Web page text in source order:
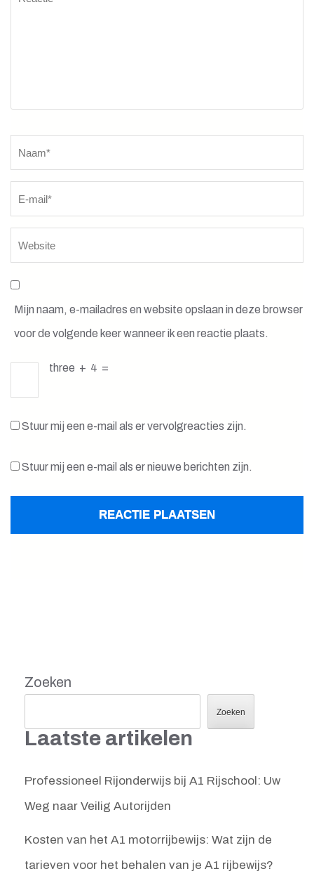
Mijn naam, e-mailadres en website opslaan in deze browser
voor de volgende keer wanneer ik een reactie plaats.
three + 4 =
Stuur mij een e-mail als er vervolgreacties zijn.
Stuur mij een e-mail als er nieuwe berichten zijn.
Zoeken
Zoeken
Laatste artikelen
Professioneel Rijonderwijs bij A1 Rijschool: Uw
Weg naar Veilig Autorijden
Kosten van het A1 motorrijbewijs: Wat zijn de
tarieven voor het behalen van je A1 rijbewijs?